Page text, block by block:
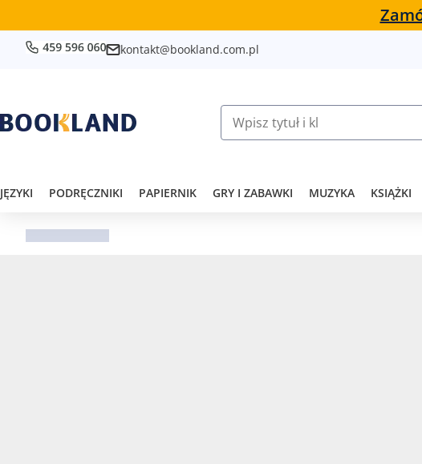
kontakt@bookland.com.pl
JĘZYKI PODRĘCZNIKI PAPIERNIK GRY I ZABAWKI MUZYKA KSIĄŻKI